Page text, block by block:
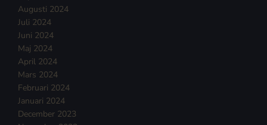
Augusti 2024
Juli 2024
Juni 2024
Maj 2024
April 2024
Mars 2024
Februari 2024
Januari 2024
December 2023